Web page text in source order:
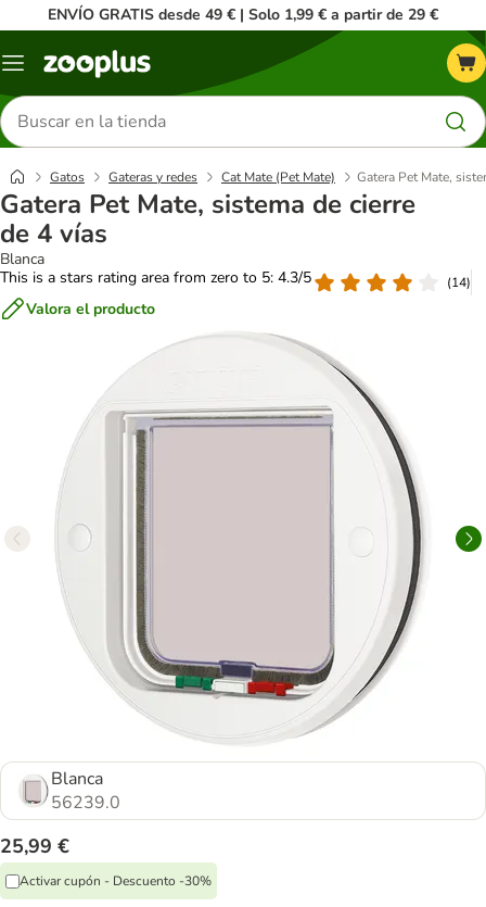
ENVÍO GRATIS desde 49 € | Solo 1,99 € a partir de 29 €
Menú
Buscar
productos
Gatos Gateras y redes Cat Mate (Pet Mate) Gatera Pet Mate,
Gatera Pet Mate, sistema de cierre
de 4 vías
Blanca
This is a stars rating area from zero to 5: 4.3/5
(14)
Valora el producto
Blanca
56239.0
25,99 €
Activar cupón - Descuento -30%